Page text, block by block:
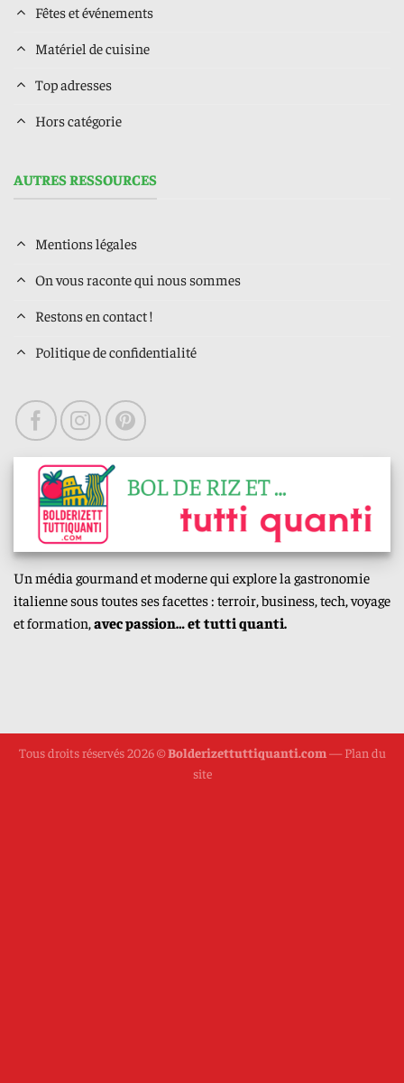
Fêtes et événements
Matériel de cuisine
Top adresses
Hors catégorie
AUTRES RESSOURCES
Mentions légales
On vous raconte qui nous sommes
Restons en contact !
Politique de confidentialité
Un média gourmand et moderne qui explore la gastronomie
italienne sous toutes ses facettes : terroir, business, tech, voyage
et formation, avec passion… et tutti quanti.
Tous droits réservés 2026 ©Bolderizettuttiquanti.com —Plan du
site